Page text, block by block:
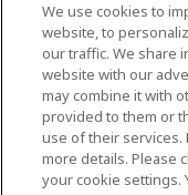
Tentang penggunaan
We use cookies to
website, to
our traffic. We share
website with our
may combine it with
provided to them or
use of their services.
more details. Please
your cookie settings.